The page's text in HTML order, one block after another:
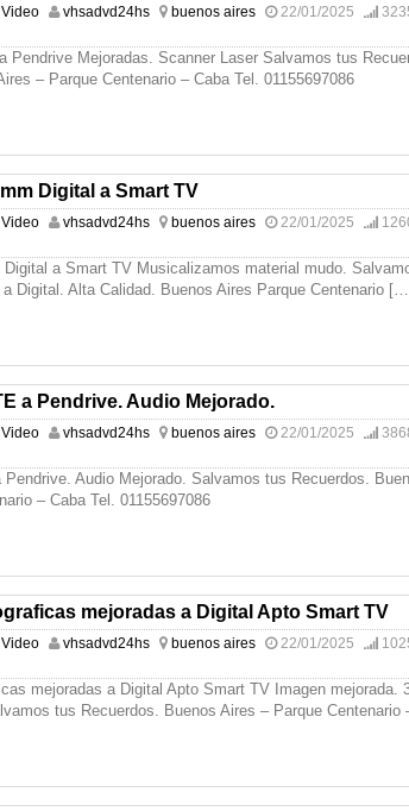
vhsadvd24hs buenos aires 22/01/2025
Pendrive Mejoradas. Scanner Laser Salvamos tus
– Parque Centenario – Caba Tel. 01155697086
Digital a Smart TV
vhsadvd24hs buenos aires 22/01/2025
a Smart TV Musicalizamos material mudo.
Digital. Alta Calidad. Buenos Aires Parque Centenario
a Pendrive. Audio Mejorado.
vhsadvd24hs buenos aires 22/01/2025
Audio Mejorado. Salvamos tus Recuerdos.
– Caba Tel. 01155697086
mejoradas a Digital Apto Smart TV
vhsadvd24hs buenos aires 22/01/2025
mejoradas a Digital Apto Smart TV Imagen mejorada.
tus Recuerdos. Buenos Aires – Parque Centenario